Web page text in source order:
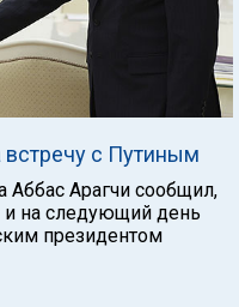
встречу с Путиным
Аббас Арагчи сообщил,
на следующий день
президентом